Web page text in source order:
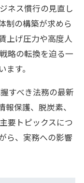
ネス慣行の見直し
制の構築が求めら
上げ圧力や高度人
略の転換を迫る一
す。
すべき法務の最新
保護、脱炭素、
要トピックスにつ
ら、実務への影響